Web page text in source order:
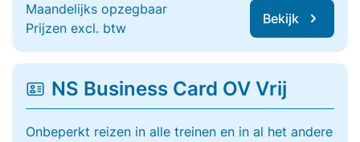
Maandelijks opzegbaar
Prijzen excl. btw
Bekijk
NS Business Card OV Vrij
Onbeperkt reizen in alle treinen en in al het andere